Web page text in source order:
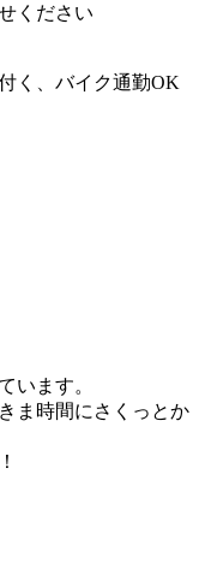
ください
く、バイク通勤OK
います。
ま時間にさくっとか